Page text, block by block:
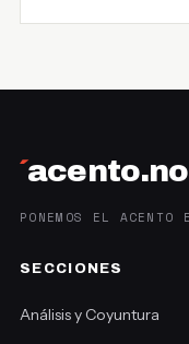
´
PONEMOS EL ACENTO
SECCIONES
Análisis y Coyuntura